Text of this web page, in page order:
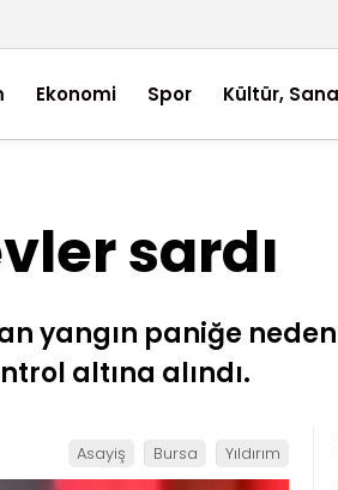
Ekonomi Spor Kültür,
sardı
yangın paniğe
altına alındı.
Asayiş Bursa Yıldırım